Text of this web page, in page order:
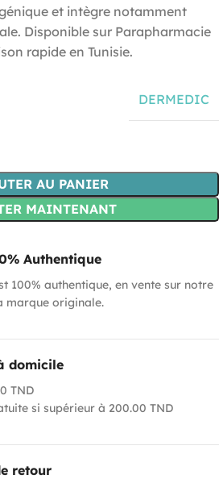
et intègre notamment
Disponible sur Parapharmacie
rapide en Tunisie.
DERMEDIC
AU PANIER
MAINTENANT
Authentique
100% authentique, en vente sur notre
marque originale.
domicile
TND
si supérieur à 200.00 TND
retour